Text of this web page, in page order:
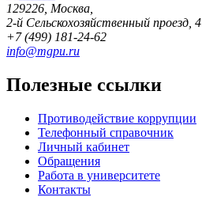
129226, Москва,
2-й Сельскохозяйственный проезд, 4
+7 (499) 181-24-62
info@mgpu.ru
Полезные ссылки
Противодействие коррупции
Телефонный справочник
Личный кабинет
Обращения
Работа в университете
Контакты